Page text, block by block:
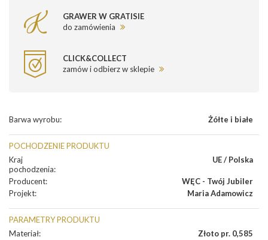
GRAWER W GRATISIE
do zamówienia
CLICK&COLLECT
zamów i odbierz w sklepie
Barwa wyrobu: Żółte i białe
POCHODZENIE PRODUKTU
Kraj
pochodzenia:
UE / Polska
Producent:
WĘC - Twój Jubiler
Projekt: Maria Adamowicz
PARAMETRY PRODUKTU
Materiał:
Złoto pr. 0,585